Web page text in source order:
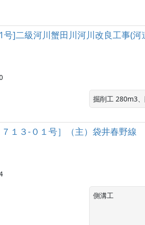
]二級河川蟹田川河川改良工事(河
掘削工 280m3
１３‐０１号］（主）袋井春野線
側溝工 　　　
側溝工１
側溝工２